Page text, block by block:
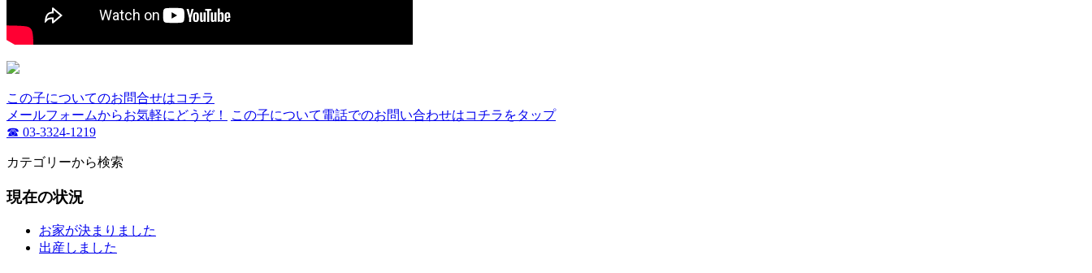
この子についてのお問合せはコチラ
メールフォームからお気軽にどうぞ！
この子について電話でのお問い合わせはコチラをタップ
☎ 03-3324-1219
カテゴリーから検索
現在の状況
お家が決まりました
出産しました